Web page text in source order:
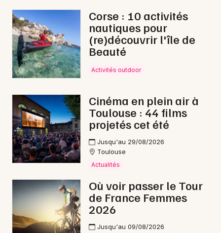
Sports
Soirées
Sorties famille
Sorties & loisirs
Concerts de Noël en Ariège
Concerts de Noël en Midi-Pyrénées
Concerts de Noël en Occitanie
Paris
Strasbourg
Toulouse
Toutes les villes
Corse : 10 activités
nautiques pour
(re)découvrir l'île de
Beauté
Activités outdoor
Cinéma en plein air à
Toulouse : 44 films
projetés cet été
Jusqu'au 29/08/2026
Toulouse
Actualités
Où voir passer le Tour
de France Femmes
2026
Jusqu'au 09/08/2026